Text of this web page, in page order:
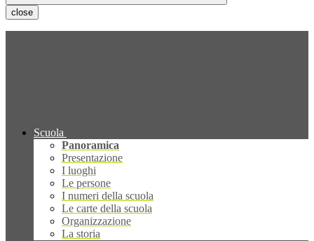
close
Scuola
Panoramica
Presentazione
I luoghi
Le persone
I numeri della scuola
Le carte della scuola
Organizzazione
La storia